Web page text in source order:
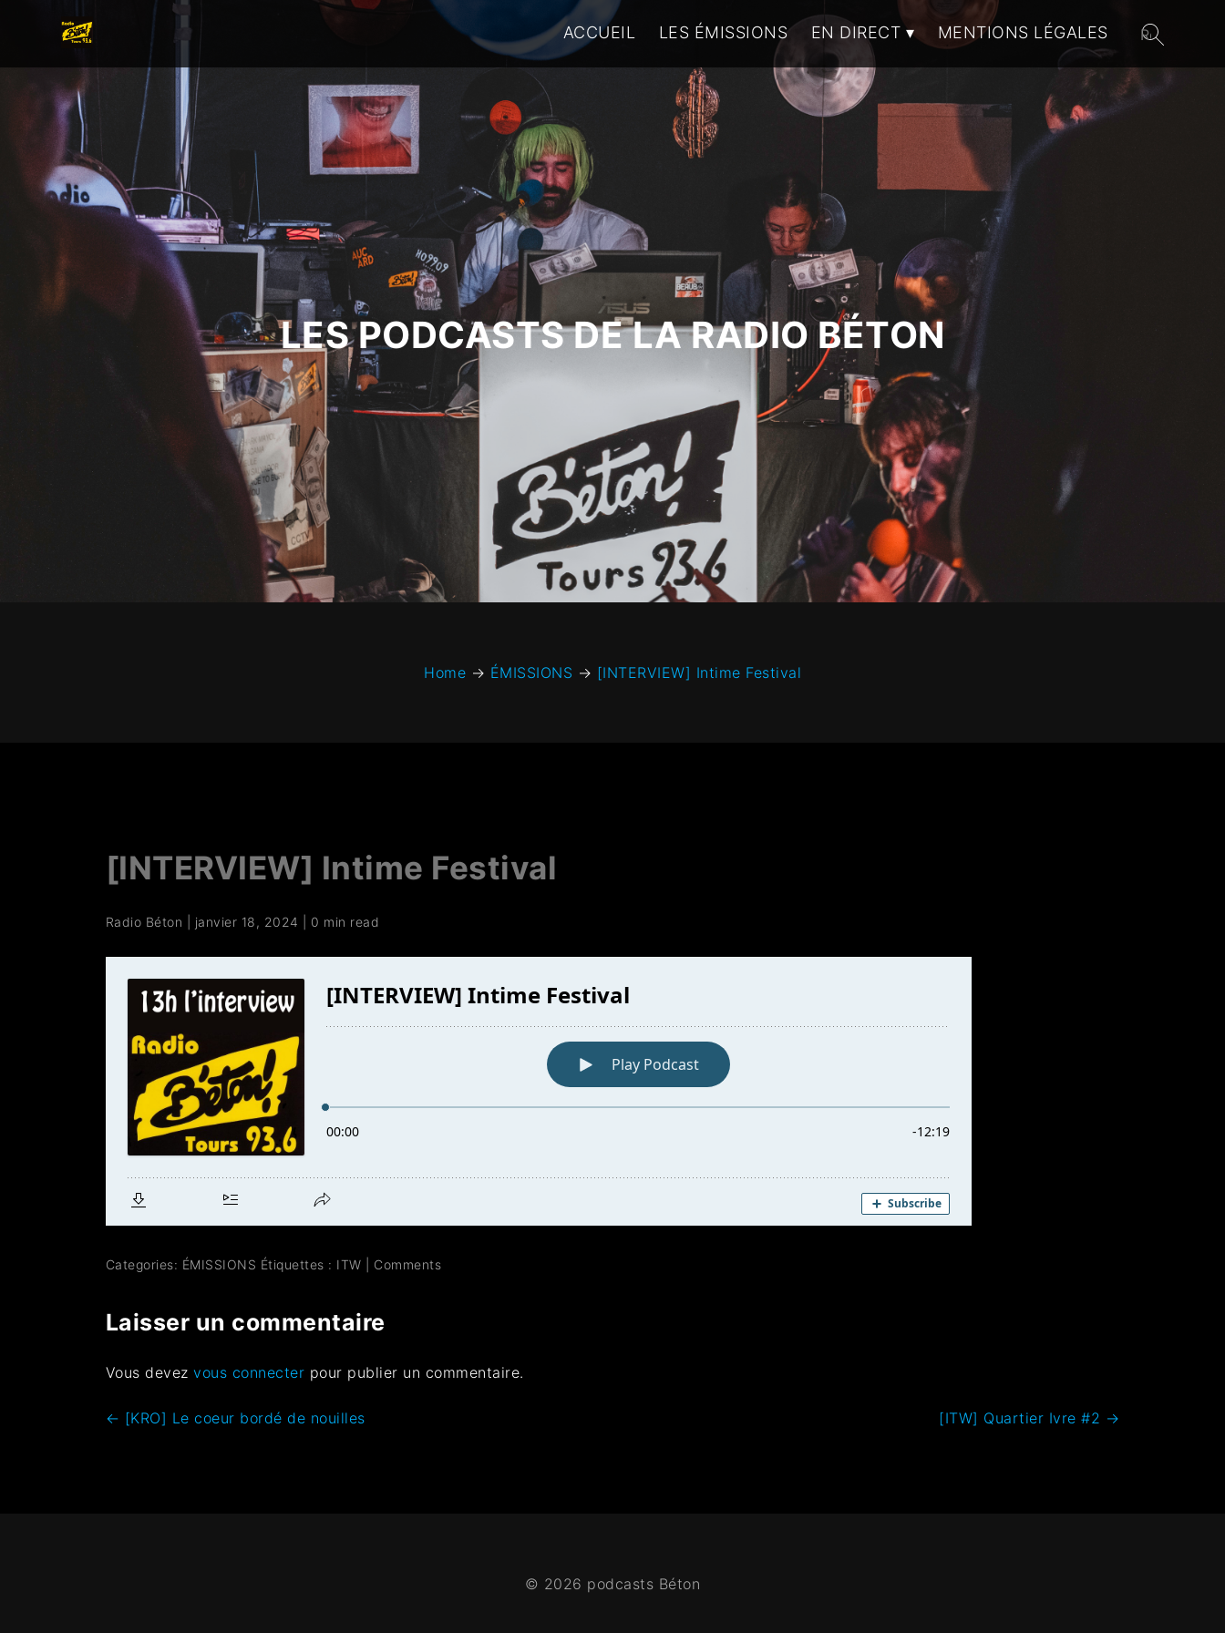
ACCUEIL LES ÉMISSIONS EN DIRECT MENTIONS LÉGALES
LES PODCASTS DE LA RADIO BÉTON
Home → ÉMISSIONS → [INTERVIEW] Intime Festival
[INTERVIEW] Intime Festival
Radio Béton janvier 18, 2024 0 min read
Categories: ÉMISSIONS Étiquettes : ITW Comments
Laisser un commentaire
Vous devezvous connecter pour publier un commentaire.
← [KRO] Le coeur bordé de nouilles [ITW] Quartier Ivre #2 →
© 2026 podcasts Béton